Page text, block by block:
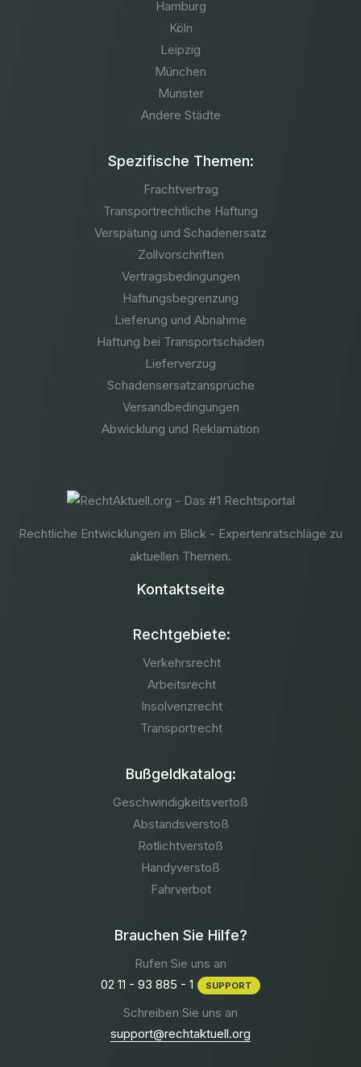
Hamburg
Köln
Leipzig
München
Münster
Andere Städte
Spezifische Themen:
Frachtvertrag
Transportrechtliche Haftung
Verspätung und Schadenersatz
Zollvorschriften
Vertragsbedingungen
Haftungsbegrenzung
Lieferung und Abnahme
Haftung bei Transportschäden
Lieferverzug
Schadensersatzansprüche
Versandbedingungen
Abwicklung und Reklamation
Rechtliche Entwicklungen im Blick - Expertenratschläge zu
aktuellen Themen.
Kontaktseite
Rechtgebiete:
Verkehrsrecht
Arbeitsrecht
Insolvenzrecht
Transportrecht
Bußgeldkatalog:
Geschwindigkeitsvertoß
Abstandsverstoß
Rotlichtverstoß
Handyverstoß
Fahrverbot
Brauchen Sie Hilfe?
Rufen Sie uns an
02 11 - 93 885 - 1
SUPPORT
Schreiben Sie uns an
support@rechtaktuell.org